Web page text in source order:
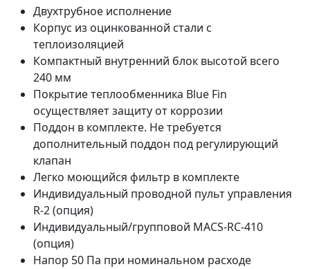
Двухтрубное исполнение
Корпус из оцинкованной стали с
теплоизоляцией
Компактный внутренний блок высотой всего
240 мм
Покрытие теплообменника Blue Fin
осуществляет защиту от коррозии
Поддон в комплекте. Не требуется
дополнительный поддон под регулирующий
клапан
Легко моющийся фильтр в комплекте
Индивидуальный проводной пульт управления
R-2 (опция)
Индивидуальный/групповой MACS-RC-410
(опция)
Напор 50 Па при номинальном расходе